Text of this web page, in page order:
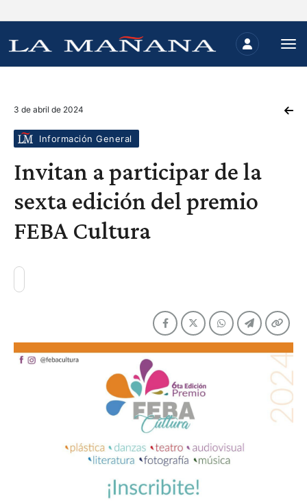
3 de abril de 2024
Información General
Invitan a participar de la
sexta edición del premio
FEBA Cultura